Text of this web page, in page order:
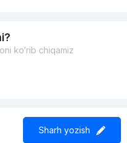
ko‘rib chiqamiz
Sharh yozish